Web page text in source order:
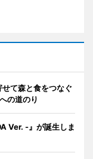
て森と食をつなぐ
の道のり
Ver. -』が誕生しま